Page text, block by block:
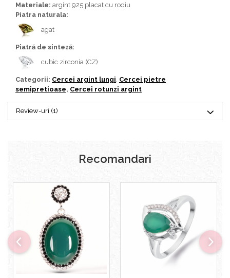
Materiale: argint 925 placat cu rodiu
Piatra naturala:
agat
Piatră de sinteză:
cubic zirconia (CZ)
Categorii: Cercei argint lungi Cercei pietre
semipretioase, Cercei rotunzi argint
Review-uri (1)
Recomandari